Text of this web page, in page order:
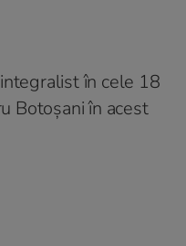
în cele 18
Botoșani în acest